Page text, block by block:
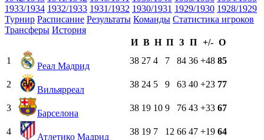
1933/1934 1932/1933 1931/1932 1930/1931 1929/1930 1928/1929
Турнир Расписание Результаты Команды Статистика игроков
Трансферы История
И В Н П З П +/- О
1
Реал Мадрид
38 27 4 7 84 36 +48 85
2
Вильярреал
38 24 5 9 63 40 +23 77
3
Барселона
38 19 10 9 76 43 +33 67
4
Атлетико Мадрид
38 19 7 12 66 47 +19 64